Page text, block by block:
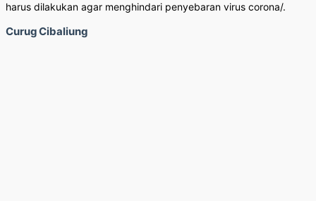
harus dilakukan agar menghindari penyebaran virus corona/.
Curug Cibaliung